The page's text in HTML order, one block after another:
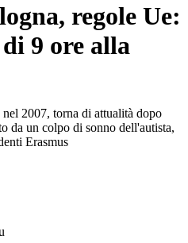
regole Ue:
9 ore alla
2007, torna di attualità dopo
da un colpo di sonno dell'autista,
Erasmus